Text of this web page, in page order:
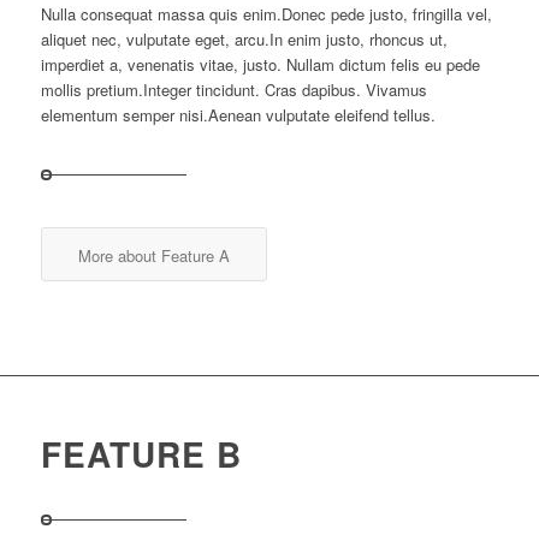
Nulla consequat massa quis enim.Donec pede justo, fringilla vel,
aliquet nec, vulputate eget, arcu.In enim justo, rhoncus ut,
imperdiet a, venenatis vitae, justo. Nullam dictum felis eu pede
mollis pretium.Integer tincidunt. Cras dapibus. Vivamus
elementum semper nisi.Aenean vulputate eleifend tellus.
More about Feature A
FEATURE B